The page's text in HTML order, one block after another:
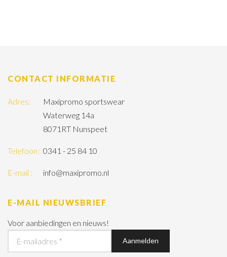
CONTACT INFORMATIE
Adres:
Maxipromo sportswear
Waterweg 14a
8071RT Nunspeet
Telefoon : 0341 - 25 84 10
E-mail : info@maxipromo.nl
E-MAIL NIEUWSBRIEF
Voor aanbiedingen en nieuws!